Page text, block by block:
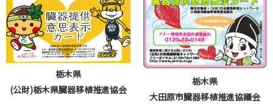
栃木県
(公財)栃木県臓器移植推進協会
栃木県
大田原市臓器移植推進協議会